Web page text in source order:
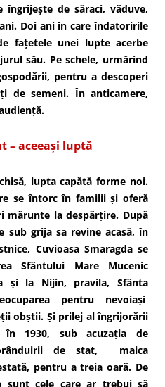
îngrijește de săraci, văduve,
Doi ani în care îndatoririle
fațetele unei lupte acerbe
său. Pe schele, urmărind
pentru a descoperi
de semeni. În anticamere,
– aceeași luptă
lupta capătă forme noi.
se întorc în familii și oferă
mărunte la despărțire. După
sub grija sa revine acasă, în
Cuvioasa Smaragda se
Sfântului Mare Mucenic
și la Nijin, pravila, Sfânta
pentru nevoiași
obștii. Și prilej al îngrijorării
în 1930, sub acuzația de
de stat, maica
pentru a treia oară. De
sunt cele care ar trebui să